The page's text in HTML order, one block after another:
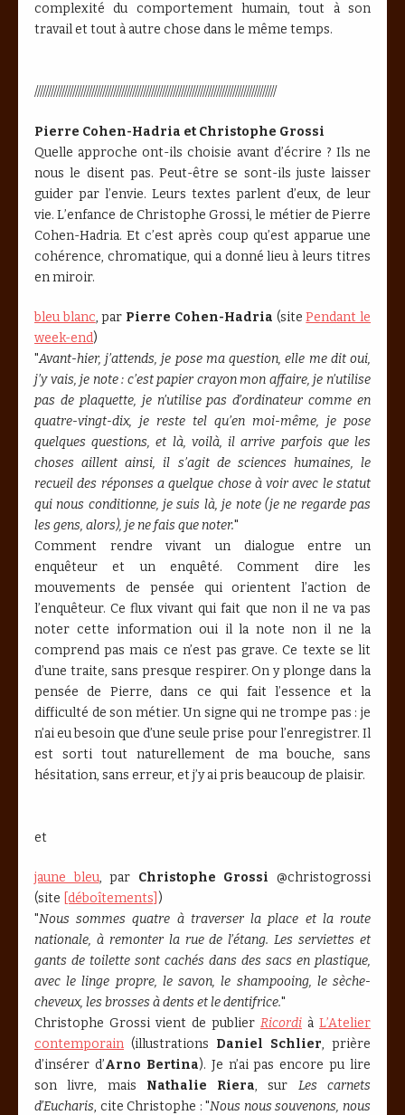
complexité du comportement humain, tout à son
travail et tout à autre chose dans le même temps.
/////////////////////////////////////////////////////////////////////////////////////////
Pierre Cohen-Hadria et Christophe Grossi
Quelle approche ont-ils choisie avant d’écrire ? Ils ne
nous le disent pas. Peut-être se sont-ils juste laisser
guider par l’envie. Leurs textes parlent d’eux, de leur
vie. L’enfance de Christophe Grossi, le métier de Pierre
Cohen-Hadria. Et c’est après coup qu’est apparue une
cohérence, chromatique, qui a donné lieu à leurs titres
en miroir.
bleu blanc, par Pierre Cohen-Hadria (sitePendant le
week-end)
"Avant-hier, j’attends, je pose ma question, elle me dit oui,
j’y vais, je note : c’est papier crayon mon affaire, je n’utilise
pas de plaquette, je n’utilise pas d’ordinateur comme en
quatre-vingt-dix, je reste tel qu’en moi-même, je pose
quelques questions, et là, voilà, il arrive parfois que les
choses aillent ainsi, il s’agit de sciences humaines, le
recueil des réponses a quelque chose à voir avec le statut
qui nous conditionne, je suis là, je note (je ne regarde pas
les gens, alors), je ne fais que noter."
Comment rendre vivant un dialogue entre un
enquêteur et un enquêté. Comment dire les
mouvements de pensée qui orientent l’action de
l’enquêteur. Ce flux vivant qui fait que non il ne va pas
noter cette information oui il la note non il ne la
comprend pas mais ce n’est pas grave. Ce texte se lit
d’une traite, sans presque respirer. On y plonge dans la
pensée de Pierre, dans ce qui fait l’essence et la
difficulté de son métier. Un signe qui ne trompe pas : je
n’ai eu besoin que d’une seule prise pour l’enregistrer. Il
est sorti tout naturellement de ma bouche, sans
hésitation, sans erreur, et j’y ai pris beaucoup de plaisir.
et
jaune bleu, par Christophe Grossi @christogrossi
(site [déboîtements] )
"Nous sommes quatre à traverser la place et la route
nationale, à remonter la rue de l’étang. Les serviettes et
gants de toilette sont cachés dans des sacs en plastique,
avec le linge propre, le savon, le shampooing, le sèche-
cheveux, les brosses à dents et le dentifrice."
Christophe Grossi vient de publier Ricordi à L’Atelier
contemporain (illustrations Daniel Schlier, prière
d’insérer d’Arno Bertina). Je n’ai pas encore pu lire
son livre, mais Nathalie Riera, sur Les carnets
d’Eucharis, cite Christophe : "Nous nous souvenons, nous